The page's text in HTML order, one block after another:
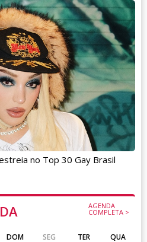
AGENDA
COMPLETA >
DOM SEG TER QUA
no Top 30 Gay Brasil